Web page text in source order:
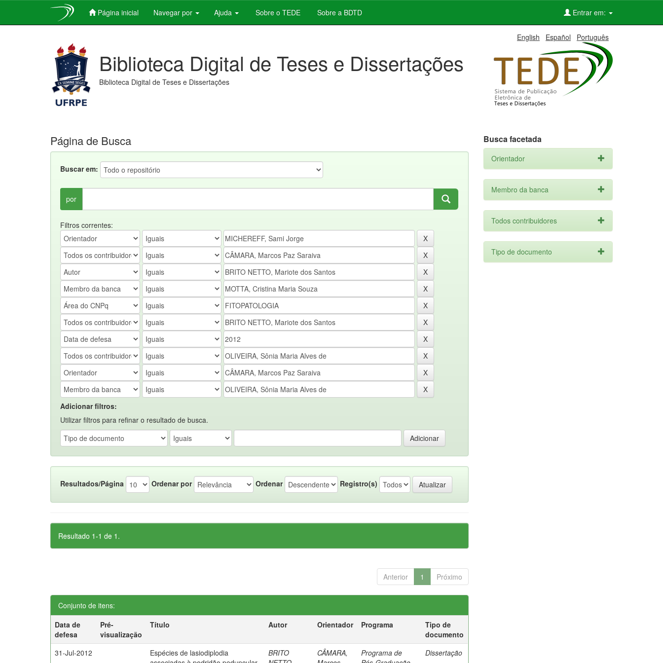
Página inicial Navegar por Ajuda Sobre o TEDE Sobre a BDTD Entrar em:
English Español Português
Biblioteca Digital de Teses e Dissertações
Biblioteca Digital de Teses e Dissertações
Página de Busca
Buscar em:
por
Filtros correntes:
Adicionar filtros:
Utilizar filtros para refinar o resultado de busca.
Resultados/Página Ordenar por Ordenar Registro(s)
Resultado 1-1 de 1.
Anterior 1 Próximo
Conjunto de itens:
Data de
defesa
Pré-
visualização
Título Autor Orientador Programa
Tipo de
documento
31-Jul-2012
Espécies de lasiodiplodia
BRITO
CÂMARA,
Programa de
Dissertação
Busca facetada
Orientador
Membro da banca
Todos contribuidores
Tipo de documento